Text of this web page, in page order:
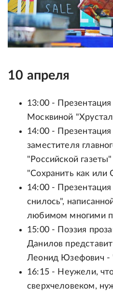
10 апреля
13:00 -
Москвиной
14:00 - Презентация
заместителя
"Российской
"Сохранить как или
14:00 -
снилось",
любимом многими
15:00 - Поэзия
Данилов
Леонид Юзефович -
16:15 - Неужели,
сверхчеловеком,